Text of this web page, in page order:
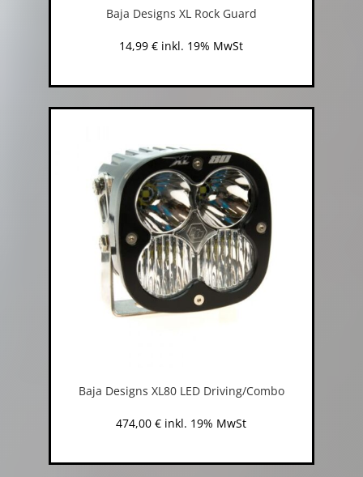
Baja Designs XL Rock Guard
14,99€ inkl. 19% MwSt
Baja Designs XL80 LED Driving/Combo
474,00€ inkl. 19% MwSt